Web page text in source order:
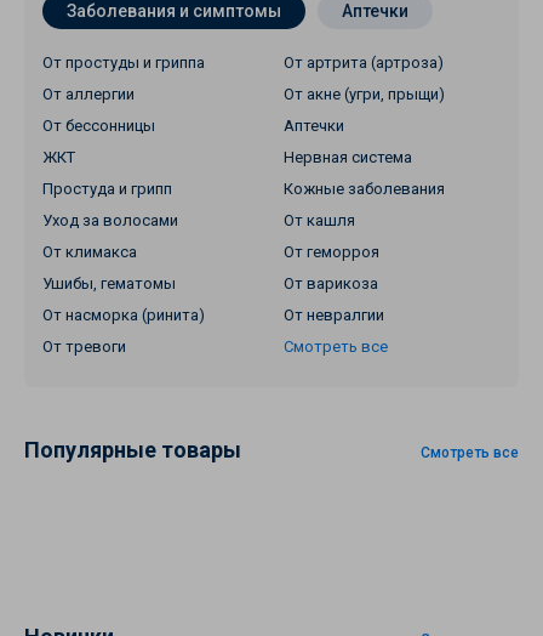
Заболевания и симптомы Аптечки
От простуды и гриппа
От артрита (артроза)
От аллергии
От акне (угри, прыщи)
От бессонницы
Аптечки
ЖКТ
Нервная система
Простуда и грипп
Кожные заболевания
Уход за волосами
От кашля
От климакса
От геморроя
Ушибы, гематомы
От варикоза
От насморка (ринита)
От невралгии
От тревоги
Смотреть все
Популярные товары Смотреть все